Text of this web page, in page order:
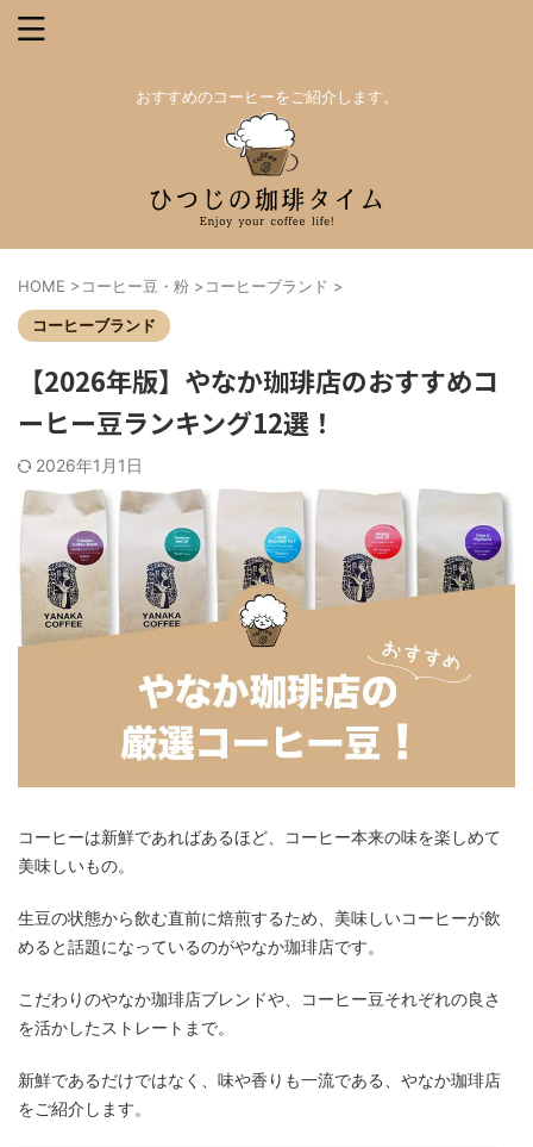
おすすめのコーヒーをご紹介します。
HOME >コーヒー豆・粉 >コーヒーブランド >
コーヒーブランド
【2026年版】やなか珈琲店のおすすめコ
ーヒー豆ランキング12選！
2026年1月1日
コーヒーは新鮮であればあるほど、コーヒー本来の味を楽しめて
美味しいもの。
生豆の状態から飲む直前に焙煎するため、美味しいコーヒーが飲
めると話題になっているのがやなか珈琲店です。
こだわりのやなか珈琲店ブレンドや、コーヒー豆それぞれの良さ
を活かしたストレートまで。
新鮮であるだけではなく、味や香りも一流である、やなか珈琲店
をご紹介します。